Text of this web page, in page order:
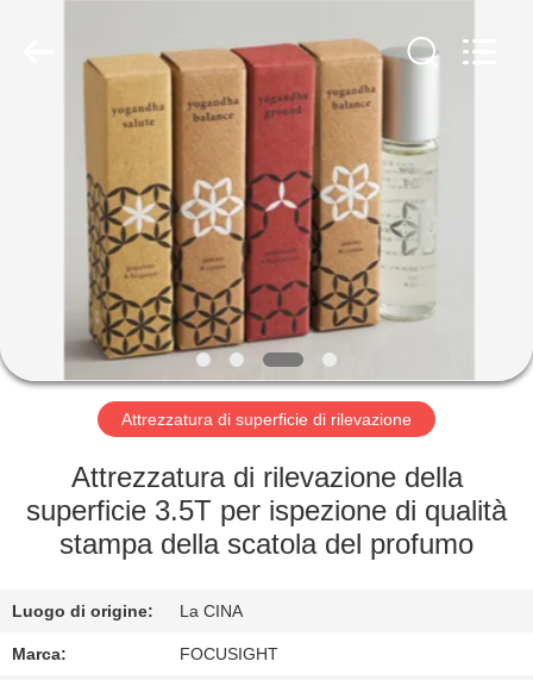
PRODOTTI
CIRCA
GIRO
DELLA
FABBRICA
CONTROLLO
QUALITÀ
Attrezzatura di superficie di rilevazione
Attrezzatura di rilevazione della
superficie 3.5T per ispezione di qualità
stampa della scatola del profumo
Luogo di origine: La CINA
Marca: FOCUSIGHT